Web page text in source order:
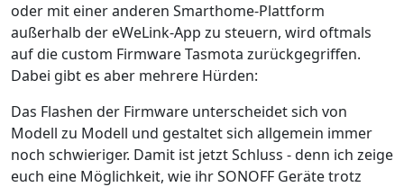
oder mit einer anderen Smarthome-Plattform
außerhalb der eWeLink-App zu steuern, wird oftmals
auf die custom Firmware Tasmota zurückgegriffen.
Dabei gibt es aber mehrere Hürden:
Das Flashen der Firmware unterscheidet sich von
Modell zu Modell und gestaltet sich allgemein immer
noch schwieriger. Damit ist jetzt Schluss - denn ich zeige
euch eine Möglichkeit, wie ihr SONOFF Geräte trotz